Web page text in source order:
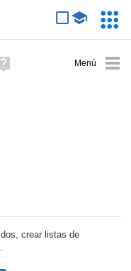
avanzada
Ayuda
(en
crear listas de